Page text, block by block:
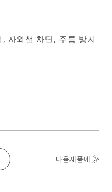
자외선 차단, 주름 방지
다음제품에